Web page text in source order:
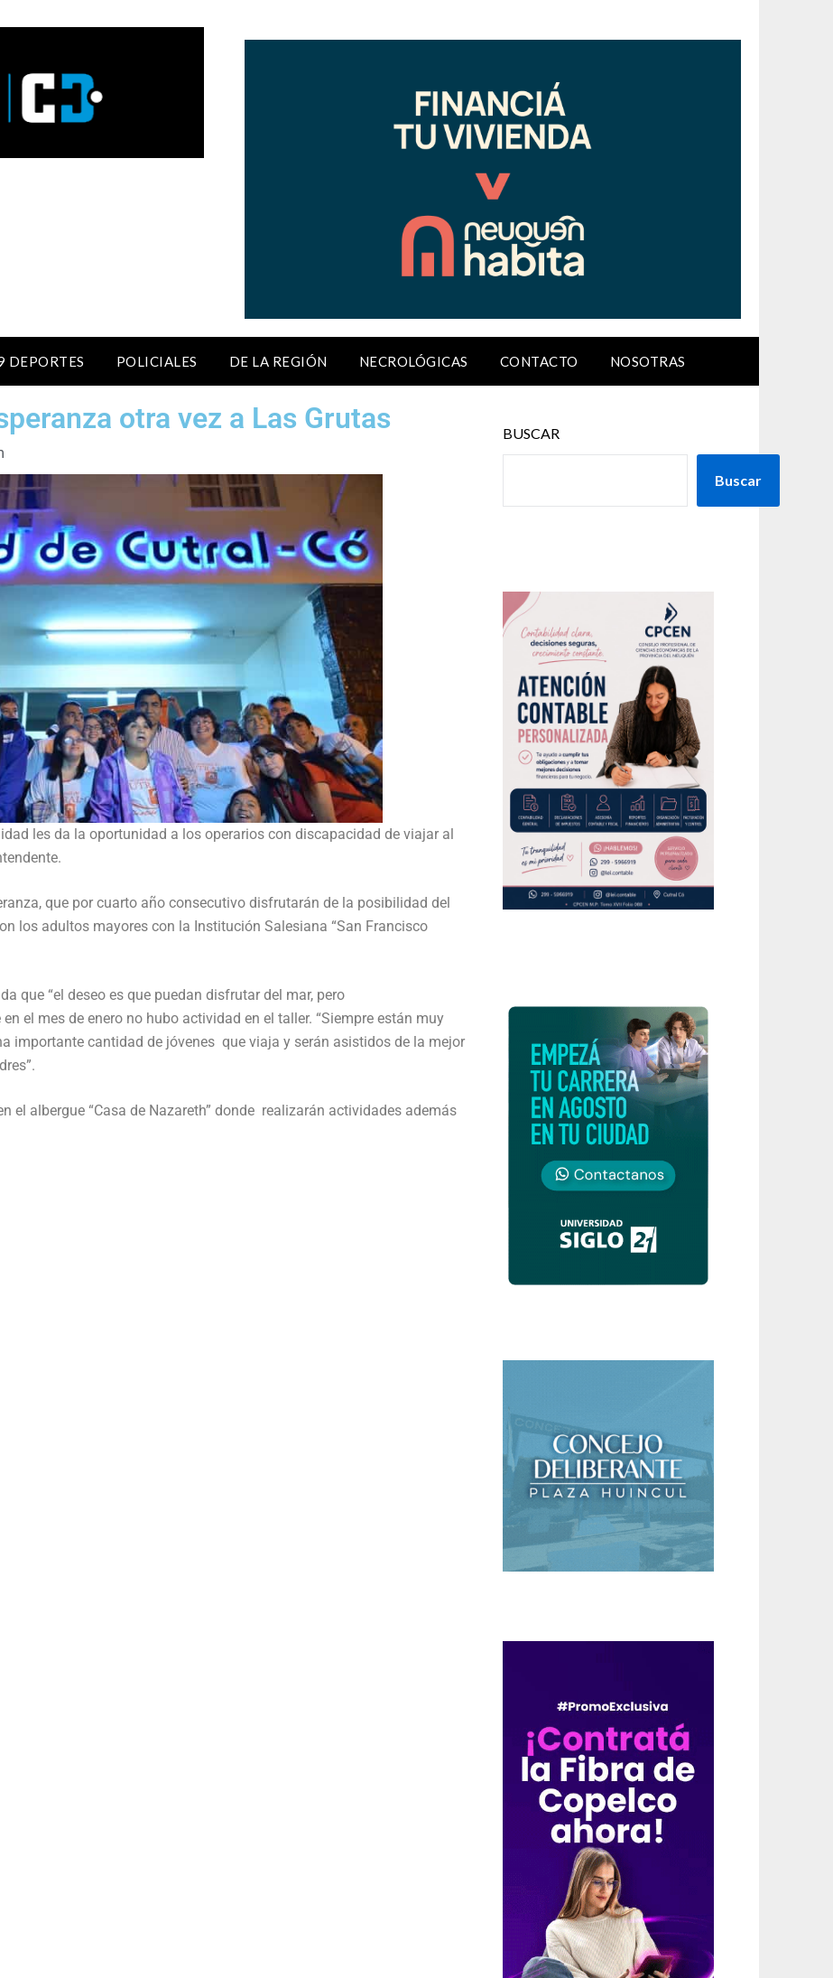
DEPORTES POLICIALES DE LA REGIÓN NECROLÓGICAS CONTACTO NOSOTRAS
otra vez a Las Grutas
les da la oportunidad a los operarios con discapacidad de viajar al
que por cuarto año consecutivo disfrutarán de la posibilidad del
los adultos mayores con la Institución Salesiana “San Francisco
que “el deseo es que puedan disfrutar del mar, pero
el mes de enero no hubo actividad en el taller. “Siempre están muy
importante cantidad de jóvenes que viaja y serán asistidos de la mejor
el albergue “Casa de Nazareth” donde realizarán actividades además
BUSCAR
Buscar